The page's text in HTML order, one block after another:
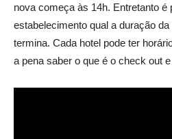
nova começa às 14h. Entretanto
estabelecimento qual a duração
termina. Cada hotel pode ter
a pena saber o que é o check out